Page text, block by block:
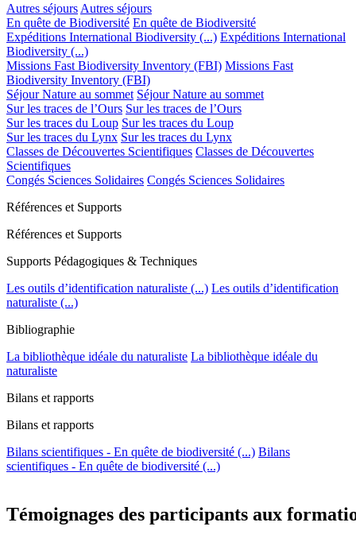
Autres séjours Autres séjours
En quête de Biodiversité En quête de Biodiversité
Expéditions International Biodiversity (...) Expéditions International
Biodiversity (...)
Missions Fast Biodiversity Inventory (FBI) Missions Fast
Biodiversity Inventory (FBI)
Séjour Nature au sommet Séjour Nature au sommet
Sur les traces de l’Ours Sur les traces de l’Ours
Sur les traces du Loup Sur les traces du Loup
Sur les traces du Lynx Sur les traces du Lynx
Classes de Découvertes Scientifiques Classes de Découvertes
Scientifiques
Congés Sciences Solidaires Congés Sciences Solidaires
Références et Supports
Références et Supports
Supports Pédagogiques & Techniques
Les outils d’identification naturaliste (...) Les outils d’identification
naturaliste (...)
Bibliographie
La bibliothèque idéale du naturaliste La bibliothèque idéale du
naturaliste
Bilans et rapports
Bilans et rapports
Bilans scientifiques - En quête de biodiversité (...) Bilans
scientifiques - En quête de biodiversité (...)
Témoignages des participants aux